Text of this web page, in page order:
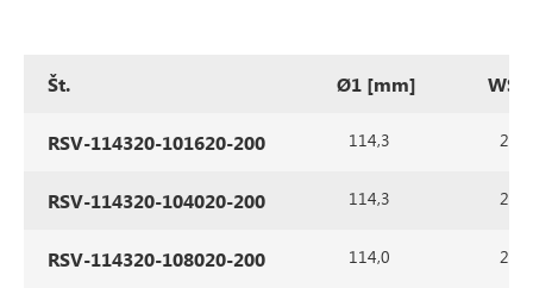
Št. Ø1 [mm]
RSV-114320-101620-200 114,3 2,0
RSV-114320-104020-200 114,3 2,0
RSV-114320-108020-200 114,0 2,0